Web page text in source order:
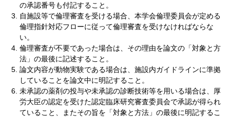
の承認番号も付記すること。
自施設等で倫理審査を受ける場合、本学会倫理委員会が定める
倫理指針対応フローに従って倫理審査を受けなければならな
い。
倫理審査が不要であった場合は、その理由を論文の「対象と方
法」の最後に記述すること。
論文内容が動物実験である場合は、施設内ガイドラインに準拠
していることを論文中に明記すること。
未承認の薬剤の投与や未承認の診断技術等を用いる場合は、厚
労大臣の認定を受けた認定臨床研究審査委員会で承認が得られ
ていること、またその旨を「対象と方法」の最後に明記するこ